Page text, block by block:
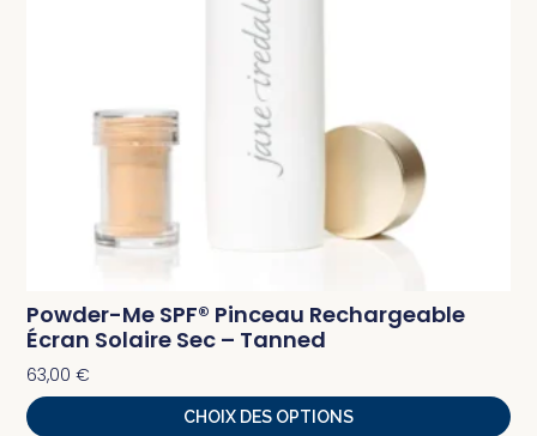
Powder-Me SPF® Pinceau Rechargeable
Écran Solaire Sec – Tanned
63,00€
CHOIX DES OPTIONS